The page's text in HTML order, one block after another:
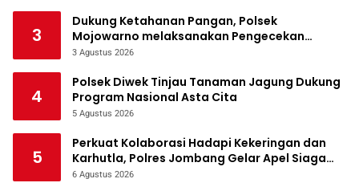
3
Dukung Ketahanan Pangan, Polsek
Mojowarno melaksanakan Pengecekan
Tanaman Jagung
3 Agustus 2026
4
Polsek Diwek Tinjau Tanaman Jagung Dukung
Program Nasional Asta Cita
5 Agustus 2026
5
Perkuat Kolaborasi Hadapi Kekeringan dan
Karhutla, Polres Jombang Gelar Apel Siaga
Bencana
6 Agustus 2026